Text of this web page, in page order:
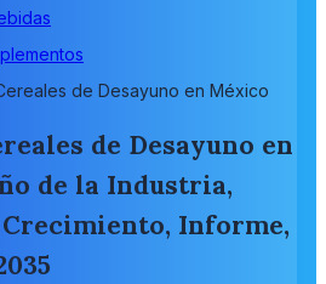
de Desayuno en México
de Desayuno en
de la Industria,
Informe,